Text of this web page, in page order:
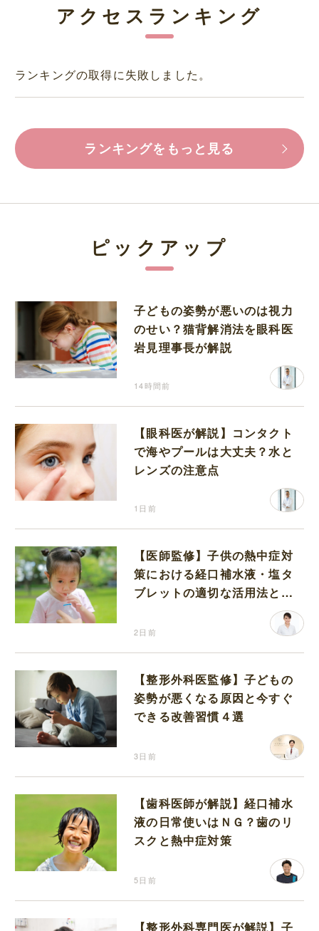
アクセスランキング
ランキングの取得に失敗しました。
ランキングをもっと見る
ピックアップ
子どもの姿勢が悪いのは視力
のせい？猫背解消法を眼科医
岩見理事長が解説
14時間前
【眼科医が解説】コンタクト
で海やプールは大丈夫？水と
レンズの注意点
1日前
【医師監修】子供の熱中症対
策における経口補水液・塩タ
ブレットの適切な活用法と水
2日前
【整形外科医監修】子どもの
姿勢が悪くなる原因と今すぐ
できる改善習慣４選
3日前
【歯科医師が解説】経口補水
液の日常使いはＮＧ？歯のリ
スクと熱中症対策
5日前
【整形外科専門医が解説】子